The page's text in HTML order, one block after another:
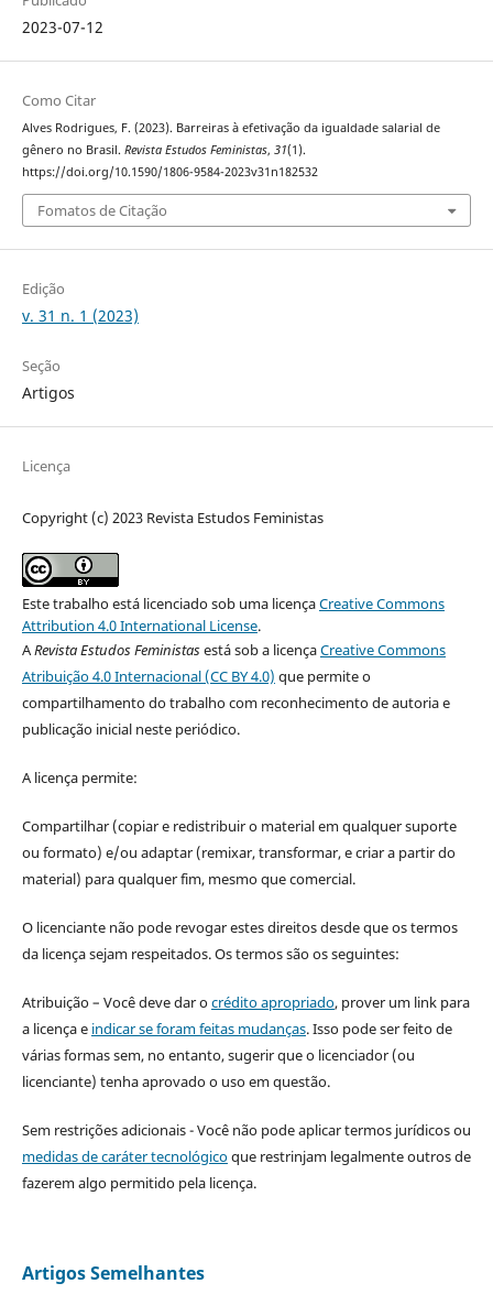
2023-07-12
Como Citar
Alves Rodrigues, F. (2023). Barreiras à efetivação da igualdade salarial de
gênero no Brasil. Revista Estudos Feministas, 31(1).
https://doi.org/10.1590/1806-9584-2023v31n182532
Fomatos de Citação
Edição
v. 31 n. 1 (2023)
Seção
Artigos
Licença
Copyright (c) 2023 Revista Estudos Feministas
Este trabalho está licenciado sob uma licençaCreative Commons
Attribution 4.0 International License.
ARevista Estudos Feministasestá sob a licençaCreative Commons
Atribuição 4.0 Internacional (CC BY 4.0) que permite o
compartilhamento do trabalho com reconhecimento de autoria e
publicação inicial neste periódico.
A licença permite:
Compartilhar (copiar e redistribuir o material em qualquer suporte
ou formato) e/ou adaptar (remixar, transformar, e criar a partir do
material) para qualquer fim, mesmo que comercial.
O licenciante não pode revogar estes direitos desde que os termos
da licença sejam respeitados. Os termos são os seguintes:
Atribuição – Você deve dar ocrédito apropriado, prover um link para
a licença e indicar se foram feitas mudanças. Isso pode ser feito de
várias formas sem, no entanto, sugerir que o licenciador (ou
licenciante) tenha aprovado o uso em questão.
Sem restrições adicionais - Você não pode aplicar termos jurídicos ou
medidas de caráter tecnológicoque restrinjam legalmente outros de
fazerem algo permitido pela licença.
Artigos Semelhantes